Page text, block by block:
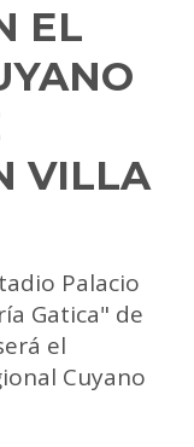
EL
VILLA
Palacio
Gatica" de
el
Cuyano